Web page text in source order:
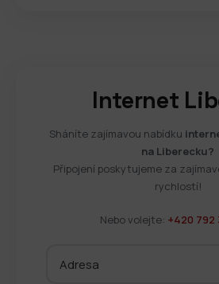
Internet
Sháníte zajímavou nabídku
na Liberecku?
Připojení poskytujeme za
rychlostí!
Nebo volejte: +420 792